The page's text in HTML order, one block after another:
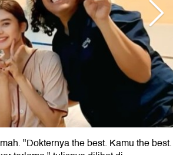
"Dokternya the best. Kamu the best.